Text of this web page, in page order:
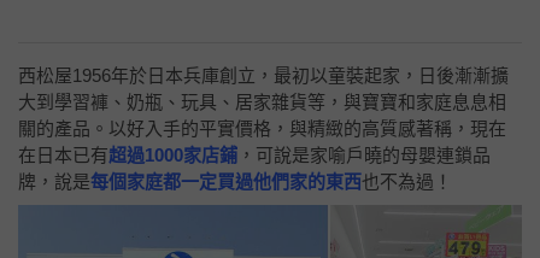
西松屋1956年於日本兵庫創立，最初以童裝起家，日後漸漸擴
大到學習褲、奶瓶、玩具、居家雜貨等，與寶寶和家庭息息相
關的產品。以好入手的平實價格，與精緻的高質感著稱，現在
在日本已有超過1000家店鋪 ，可說是家喻戶曉的母嬰連鎖品
牌，說是每個家庭都一定買過他們家的東西也不為過！